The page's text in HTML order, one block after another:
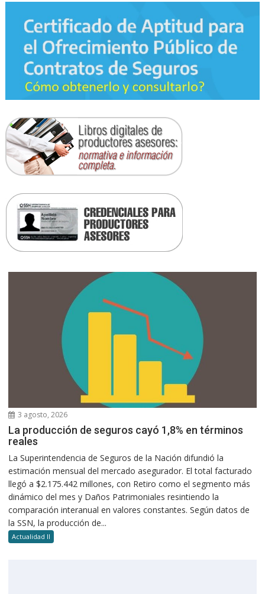
3 agosto, 2026
La producción de seguros cayó 1,8% en términos
reales
La Superintendencia de Seguros de la Nación difundió la
estimación mensual del mercado asegurador. El total facturado
llegó a $2.175.442 millones, con Retiro como el segmento más
dinámico del mes y Daños Patrimoniales resintiendo la
comparación interanual en valores constantes. Según datos de
la SSN, la producción de...
Actualidad II